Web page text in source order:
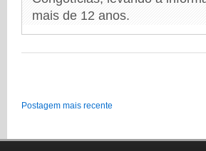
mais de 12 anos.
Postagem mais recente